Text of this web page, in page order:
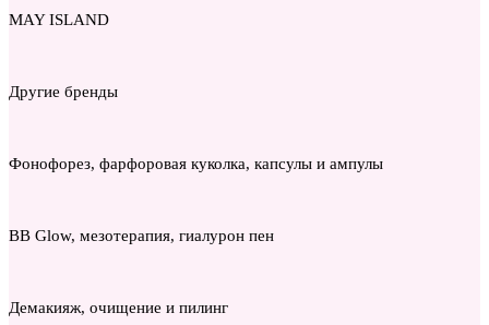
MAY ISLAND
Другие бренды
Фонофорез, фарфоровая куколка, капсулы и ампулы
BB Glow, мезотерапия, гиалурон пен
Демакияж, очищение и пилинг